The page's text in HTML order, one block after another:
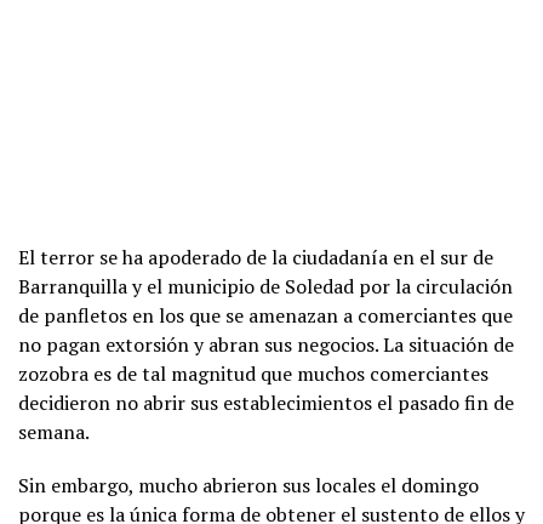
El terror se ha apoderado de la ciudadanía en el sur de
Barranquilla y el municipio de Soledad por la circulación
de panfletos en los que se amenazan a comerciantes que
no pagan extorsión y abran sus negocios. La situación de
zozobra es de tal magnitud que muchos comerciantes
decidieron no abrir sus establecimientos el pasado fin de
semana.
Sin embargo, mucho abrieron sus locales el domingo
porque es la única forma de obtener el sustento de ellos y